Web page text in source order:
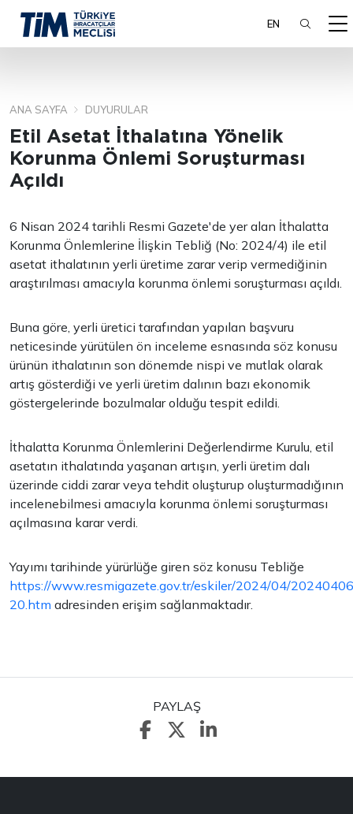
EN
ANA SAYFA DUYURULAR
Etil Asetat İthalatına Yönelik
Korunma Önlemi Soruşturması
Açıldı
6 Nisan 2024 tarihli Resmi Gazete'de yer alan İthalatta
Korunma Önlemlerine İlişkin Tebliğ (No: 2024/4) ile etil
asetat ithalatının yerli üretime zarar verip vermediğinin
araştırılması amacıyla korunma önlemi soruşturması açıldı.
Buna göre, yerli üretici tarafından yapılan başvuru
neticesinde yürütülen ön inceleme esnasında söz konusu
ürünün ithalatının son dönemde nispi ve mutlak olarak
artış gösterdiği ve yerli üretim dalının bazı ekonomik
göstergelerinde bozulmalar olduğu tespit edildi.
İthalatta Korunma Önlemlerini Değerlendirme Kurulu, etil
asetatın ithalatında yaşanan artışın, yerli üretim dalı
üzerinde ciddi zarar veya tehdit oluşturup oluşturmadığının
incelenebilmesi amacıyla korunma önlemi soruşturması
açılmasına karar verdi.
Yayımı tarihinde yürürlüğe giren söz konusu Tebliğe
https://www.resmigazete.gov.tr/eskiler/2024/04/
20.htm adresinden erişim sağlanmaktadır.
PAYLAŞ